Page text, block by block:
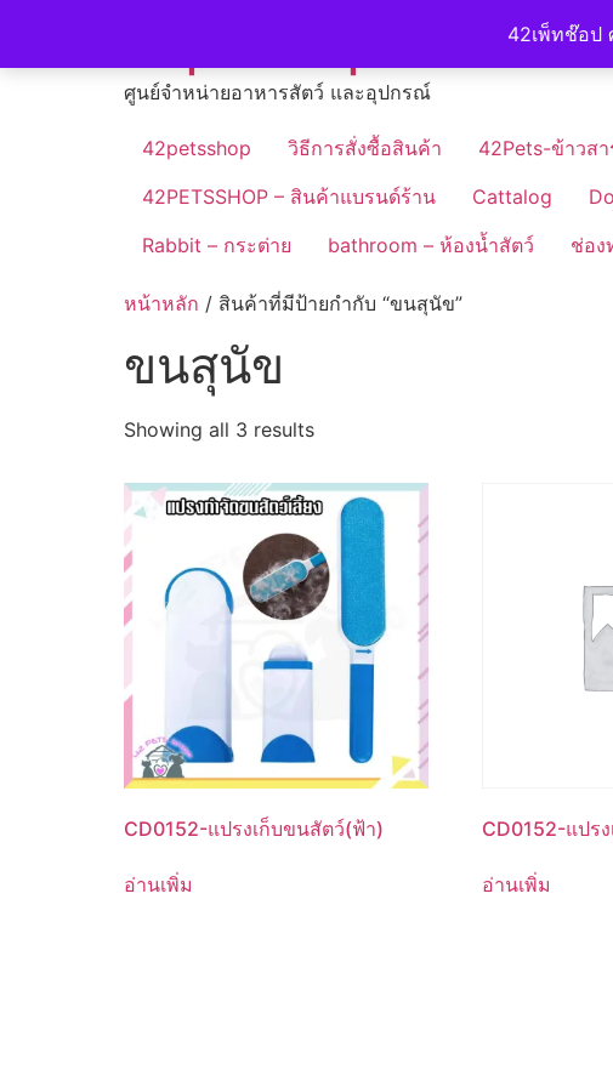
42เพ็ทช๊อป
content
ศูนย์จำหน่ายอาหารสัตว์ และอุปกรณ์
42petsshop วิธีการสั่งซื้อสินค้า 42Pets-ข้าวสา
42PETSSHOP – สินค้าแบรนด์ร้าน
Cattalog
Rabbit – กระต่าย
bathroom – ห้องน้ำสัตว์ ช่อง
หน้าหลัก / สินค้าที่มีป้ายกำกับ “ขนสุนัข”
ขนสุนัข
Showing all 3 results
CD0152-แปรงเก็บขนสัตว์(ฟ้า)
อ่านเพิ่ม
CD0152-แปร
อ่านเพิ่ม